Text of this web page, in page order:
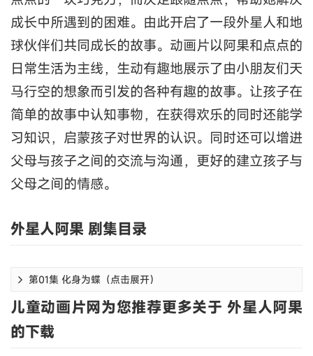
成长中所遇到的困难。由此开启了一段外星人和地
球伙伴们共同成长的故事。动画片以阿果和点点的
日常生活为主线，生动有趣地展示了由小朋友们天
马行空的想象而引发的各种有趣的故事。让孩子在
简单的故事中认知事物，在获得欢乐的同时还能学
习知识，启蒙孩子对世界的认识。同时还可以增进
父母与孩子之间的交流与沟通，更好的建立孩子与
父母之间的情感。
外星人阿果 剧集目录
第01集 化身为蝶（点击展开）
儿童动画片网为您推荐更多关于 外星人阿果
的下载